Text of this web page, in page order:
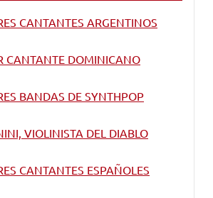
CANTANTES ARGENTINOS
CANTANTE DOMINICANO
BANDAS DE SYNTHPOP
VIOLINISTA DEL DIABLO
CANTANTES ESPAÑOLES